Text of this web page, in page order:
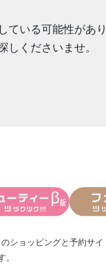
いる可能性があり
くださいませ。
のショッピングと予約サイ